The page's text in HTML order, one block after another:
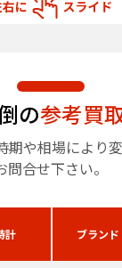
の参考買
や相場により
問合せ下さい。
計 ブランド